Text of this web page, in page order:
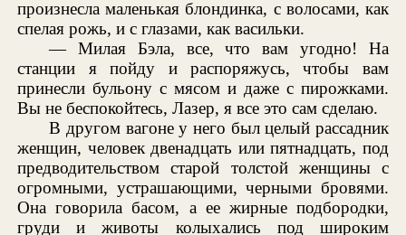
произнесла маленькая блондинка, с волосами, как
спелая рожь, и с глазами, как васильки.
— Милая Бэла, все, что вам угодно! На
станции я пойду и распоряжусь, чтобы вам
принесли бульону с мясом и даже с пирожками.
Вы не беспокойтесь, Лазер, я все это сам сделаю.
В другом вагоне у него был целый рассадник
женщин, человек двенадцать или пятнадцать, под
предводительством старой толстой женщины с
огромными, устрашающими, черными бровями.
Она говорила басом, а ее жирные подбородки,
груди и животы колыхались под широким